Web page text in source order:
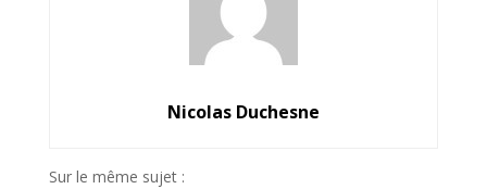
Nicolas Duchesne
Sur le même sujet :